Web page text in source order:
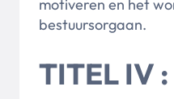
motiveren en het
bestuursorgaan.
TITEL IV :